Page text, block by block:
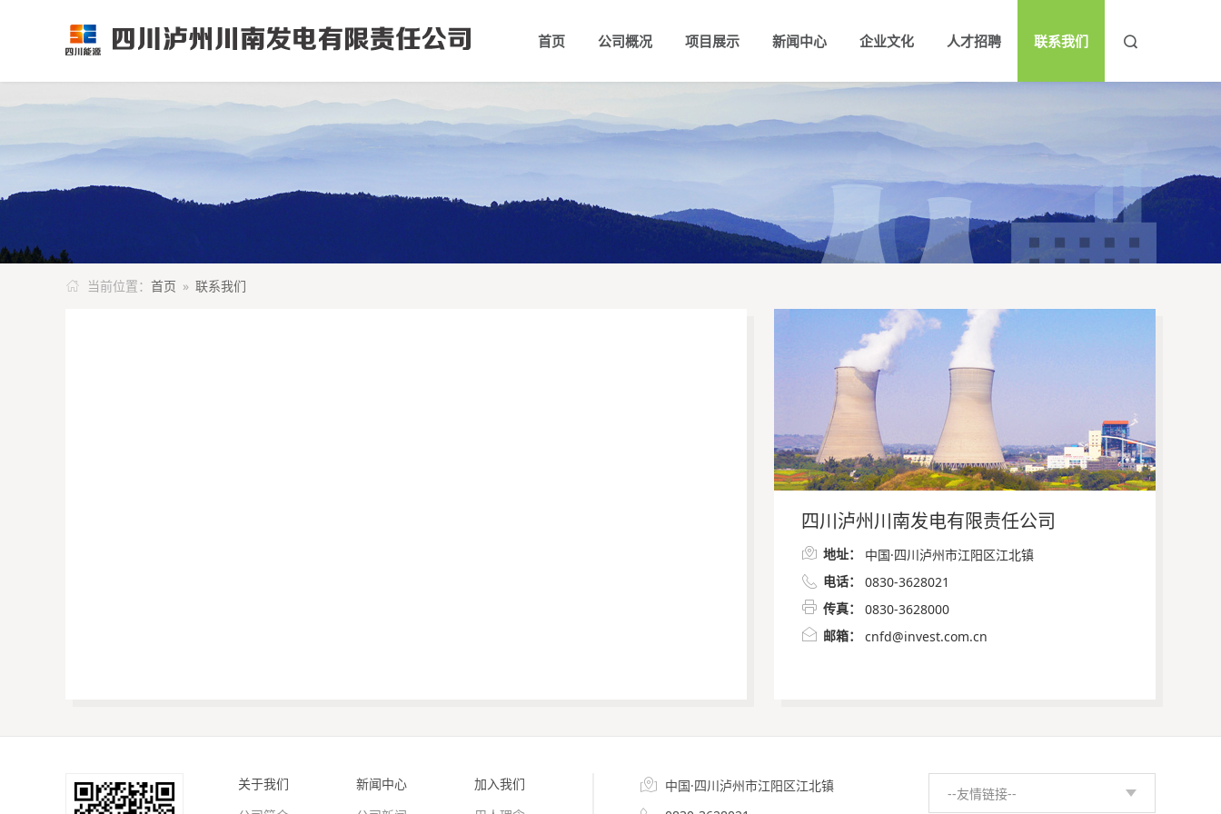
首页 公司概况 项目展示 新闻中心 企业文化 人才招聘 联系我们 
公司简介 组织架构 领导团队 大事记 荣誉资质
公司新闻 领导关怀 公示公告 行业动态
企业理念 企业风采 社会责任
人才理念 人才招聘 
 当前位置： 首页 » 联系我们
四川泸州川南发电有限责任公司
 地址： 中国·四川泸州市江阳区江北镇
 电话： 0830-3628021
 传真： 0830-3628000
 邮箱： cnfd@invest.com.cn
关于我们
新闻中心
加入我们
 中国·四川泸州市江阳区江北镇 --友情链接--